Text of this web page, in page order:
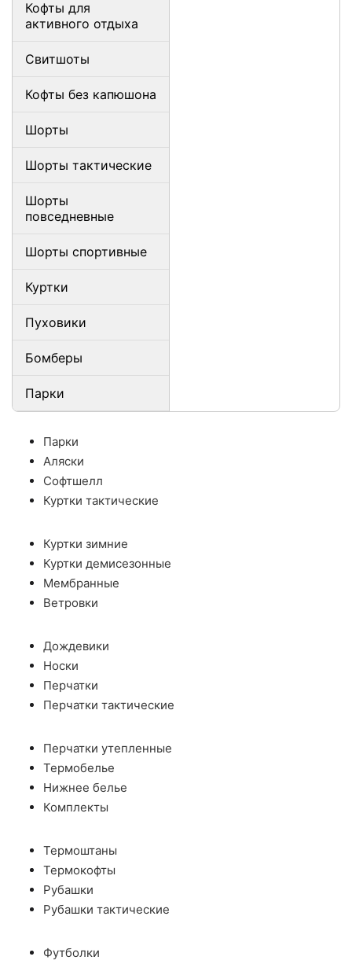
Кофты для
активного отдыха
Свитшоты
Кофты без капюшона
Шорты
Шорты тактические
Шорты
повседневные
Шорты спортивные
Куртки
Пуховики
Бомберы
Парки
Парки
Аляски
Софтшелл
Куртки тактические
Куртки зимние
Куртки демисезонные
Мембранные
Ветровки
Дождевики
Носки
Перчатки
Перчатки тактические
Перчатки утепленные
Термобелье
Нижнее белье
Комплекты
Термоштаны
Термокофты
Рубашки
Рубашки тактические
Футболки